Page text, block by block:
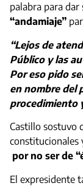
palabra para dar
“andamiaje”
“Lejos de
Público y las
Por eso pido
en nombre del
procedimiento
Castillo sostuvo
constitucionales
por no ser de
El expresidente